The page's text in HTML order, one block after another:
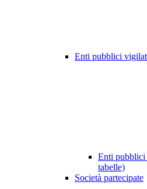
Enti pubblici
Enti pubblici
tabelle)
Società partecipate